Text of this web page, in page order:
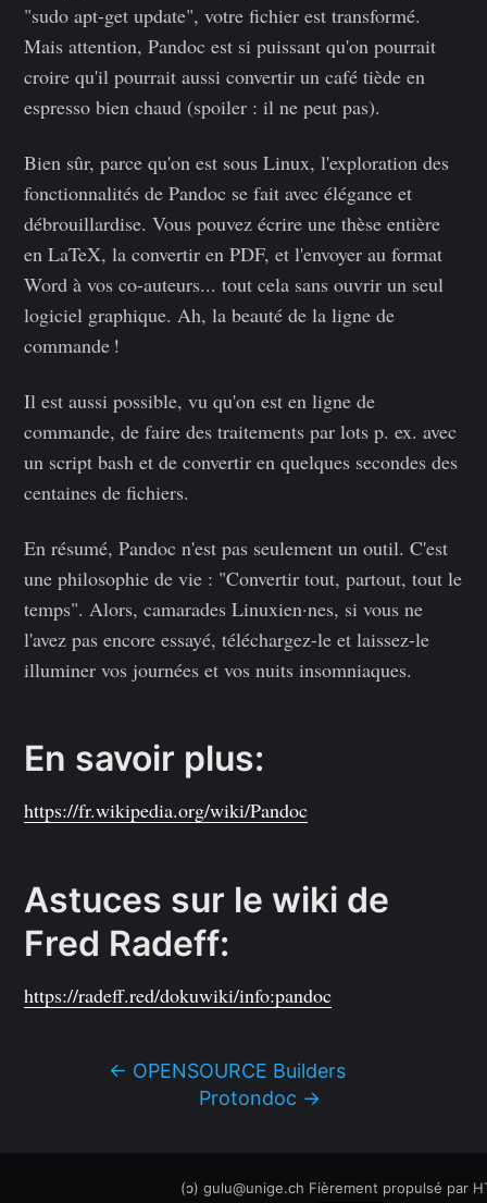
"sudo apt-get update", votre fichier est transformé.
Mais attention, Pandoc est si puissant qu'on pourrait
croire qu'il pourrait aussi convertir un café tiède en
espresso bien chaud (spoiler : il ne peut pas).
Bien sûr, parce qu'on est sous Linux, l'exploration des
fonctionnalités de Pandoc se fait avec élégance et
débrouillardise. Vous pouvez écrire une thèse entière
en LaTeX, la convertir en PDF, et l'envoyer au format
Word à vos co-auteurs... tout cela sans ouvrir un seul
logiciel graphique. Ah, la beauté de la ligne de
commande !
Il est aussi possible, vu qu'on est en ligne de
commande, de faire des traitements par lots p. ex. avec
un script bash et de convertir en quelques secondes des
centaines de fichiers.
En résumé, Pandoc n'est pas seulement un outil. C'est
une philosophie de vie : "Convertir tout, partout, tout le
temps". Alors, camarades Linuxien·nes, si vous ne
l'avez pas encore essayé, téléchargez-le et laissez-le
illuminer vos journées et vos nuits insomniaques.
En savoir plus:
https://fr.wikipedia.org/wiki/Pandoc
Astuces sur le wiki de
Fred Radeff:
https://radeff.red/dokuwiki/info:pandoc
← OPENSOURCE Builders
Protondoc →
(ↄ) gulu@unige.ch Fièrement propulsé par